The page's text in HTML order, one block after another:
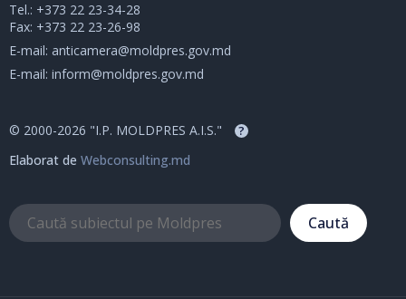
Tel.: +373 22 23-34-28
Fax: +373 22 23-26-98
E-mail: anticamera@moldpres.gov.md
E-mail: inform@moldpres.gov.md
© 2000-2026 "I.P. MOLDPRES A.I.S." ?
Elaborat de Webconsulting.md
Caută